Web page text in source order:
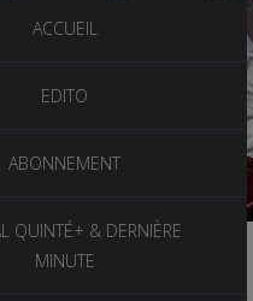
ACCUEIL
EDITO
ABONNEMENT
QUINTÉ+ & DERNIÈRE
MINUTE